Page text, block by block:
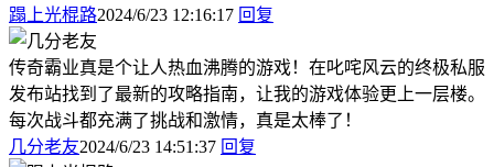
蹋上光棍路2024/6/23 12:16:17 回复
传奇霸业真是个让人热血沸腾的游戏！在叱咤风云的终极私服
发布站找到了最新的攻略指南，让我的游戏体验更上一层楼。
每次战斗都充满了挑战和激情，真是太棒了！
几分老友2024/6/23 14:51:37 回复